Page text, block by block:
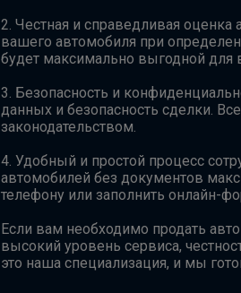
2. Честная и справедливая
вашего автомобиля при
будет максимально выгодной для
3. Безопасность и
данных и безопасность сделки.
законодательством.
4. Удобный и простой процесс
автомобилей без документов
телефону или заполнить онлайн-
Если вам необходимо продать
высокий уровень сервиса,
это наша специализация, и мы